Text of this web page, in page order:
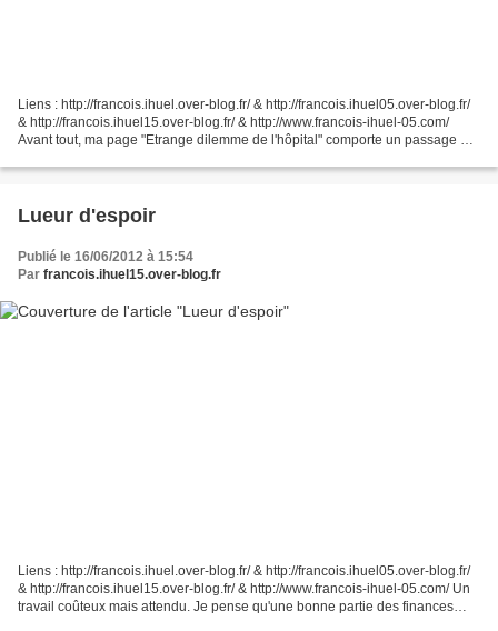
Liens : http://francois.ihuel.over-blog.fr/ & http://francois.ihuel05.over-blog.fr/
& http://francois.ihuel15.over-blog.fr/ & http://www.francois-ihuel-05.com/
Avant tout, ma page "Etrange dilemme de l'hôpital" comporte un passage qui
Lueur d'espoir
Publié le 16/06/2012 à 15:54
Par francois.ihuel15.over-blog.fr
Liens : http://francois.ihuel.over-blog.fr/ & http://francois.ihuel05.over-blog.fr/
& http://francois.ihuel15.over-blog.fr/ & http://www.francois-ihuel-05.com/ Un
travail coûteux mais attendu. Je pense qu'une bonne partie des finances